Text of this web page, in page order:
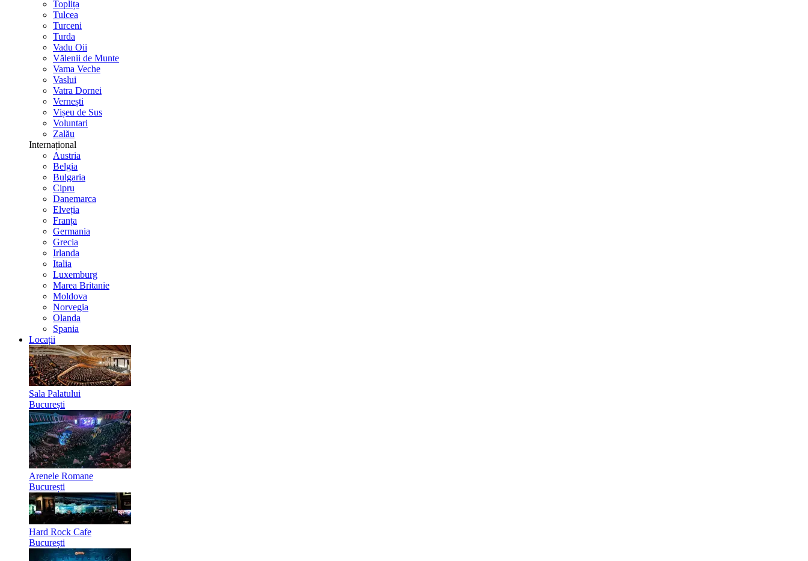
Toplița
Tulcea
Turceni
Turda
Vadu Oii
Vălenii de Munte
Vama Veche
Vaslui
Vatra Dornei
Vernești
Vișeu de Sus
Voluntari
Zalău
Internațional
Austria
Belgia
Bulgaria
Cipru
Danemarca
Elveția
Franța
Germania
Grecia
Irlanda
Italia
Luxemburg
Marea Britanie
Moldova
Norvegia
Olanda
Spania
Locații
Sala Palatului
București
Arenele Romane
București
Hard Rock Cafe
București